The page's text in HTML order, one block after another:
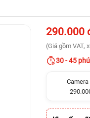
290.000
(Giá gồm VAT,
30 - 45
Camera